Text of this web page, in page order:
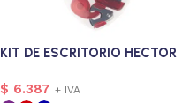
KIT DE ESCRITORIO HECTOR
$ 6.387 + IVA